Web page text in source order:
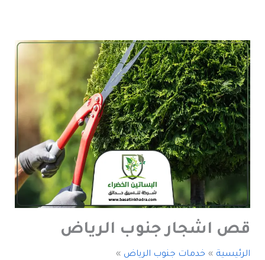
قص اشجار جنوب الرياض
الرئيسية
خدمات جنوب الرياض